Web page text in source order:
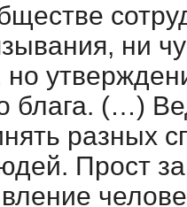
ни
блага. (…)
разных
Прост